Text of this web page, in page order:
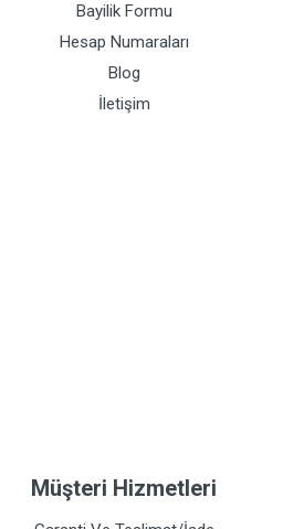
Bayilik Formu
Hesap Numaraları
Blog
İletişim
Müşteri Hizmetleri